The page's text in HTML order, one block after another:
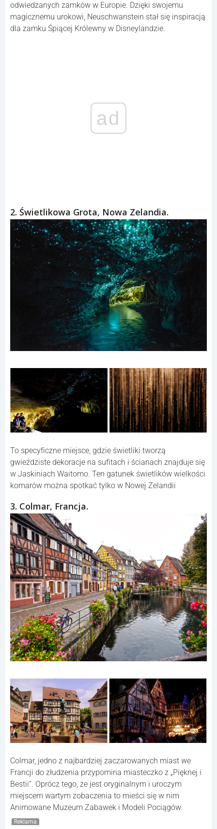
odwiedzanych zamków w Europie. Dzięki swojemu
magicznemu urokowi, Neuschwanstein stał się inspiracją
dla zamku Śpiącej Królewny w Disneylandzie.
ad
2. Świetlikowa Grota, Nowa Zelandia.
To specyficzne miejsce, gdzie świetliki tworzą
gwieździste dekoracje na sufitach i ścianach znajduje się
w Jaskiniach Waitomo. Ten gatunek świetlików wielkości
komarów można spotkać tylko w Nowej Zelandii
3. Colmar, Francja.
Colmar, jedno z najbardziej zaczarowanych miast we
Francji do złudzenia przypomina miasteczko z „Pięknej i
Bestii”. Oprócz tego, że jest oryginalnym i uroczym
miejscem wartym zobaczenia to mieści się w nim
Animowane Muzeum Zabawek i Modeli Pociągów.
Reklama